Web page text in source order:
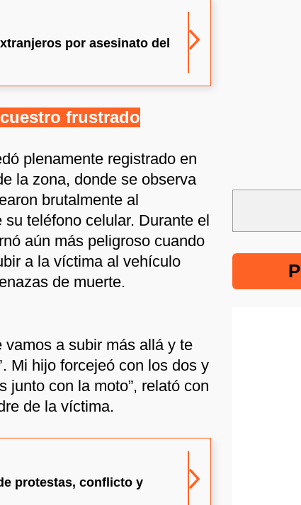
por asesinato del
frustrado
plenamente registrado en
la zona, donde se observa
brutalmente al
teléfono celular. Durante el
aún más peligroso cuando
a la víctima al vehículo
de muerte.
vamos a subir más allá y te
Mi hijo forcejeó con los dos y
junto con la moto”, relató con
de la víctima.
protestas, conflicto y